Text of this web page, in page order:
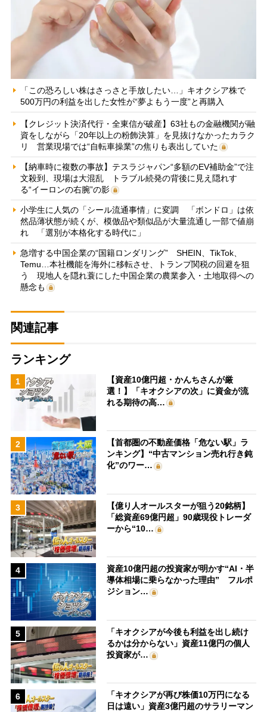
「この恐ろしい株はさっさと手放したい…」キオクシア株で
500万円の利益を出した女性が“夢よもう一度”と再購入
【クレジット決済代行・全東信が破産】63社もの金融機関が融
資をしながら「20年以上の粉飾決算」を見抜けなかったカラク
リ 営業現場では“自転車操業”の焦りも表出していた
【納車時に複数の事故】テスラジャパン“多額のEV補助金”で注
文殺到、現場は大混乱 トラブル続発の背後に見え隠れす
る“イーロンの右腕”の影
小学生に人気の「シール流通事情」に変調 「ボンドロ」は依
然品薄状態が続くが、模倣品や類似品が大量流通し一部で値崩
れ 「選別が本格化する時代に」
急増する中国企業の“国籍ロンダリング” SHEIN、TikTok、
Temu…本社機能を海外に移転させ、トランプ関税の回避を狙
う 現地人を隠れ蓑にした中国企業の農業参入・土地取得への
懸念も
関連記事
ランキング
1
【資産10億円超・かんちさんが厳
選！】「キオクシアの次」に資金が流
れる期待の高…
2
【首都圏の不動産価格「危ない駅」ラ
ンキング】“中古マンション売れ行き鈍
化”のワー…
3
【億り人オールスターが狙う20銘柄】
「総資産69億円超」90歳現役トレーダ
ーから“10…
4
資産10億円超の投資家が明かす“AI・半
導体相場に乗らなかった理由” フルポ
ジション…
5
「キオクシアが今後も利益を出し続け
るかは分からない」資産11億円の個人
投資家が…
6
「キオクシアが再び株価10万円になる
日は遠い」資産3億円超のサラリーマン